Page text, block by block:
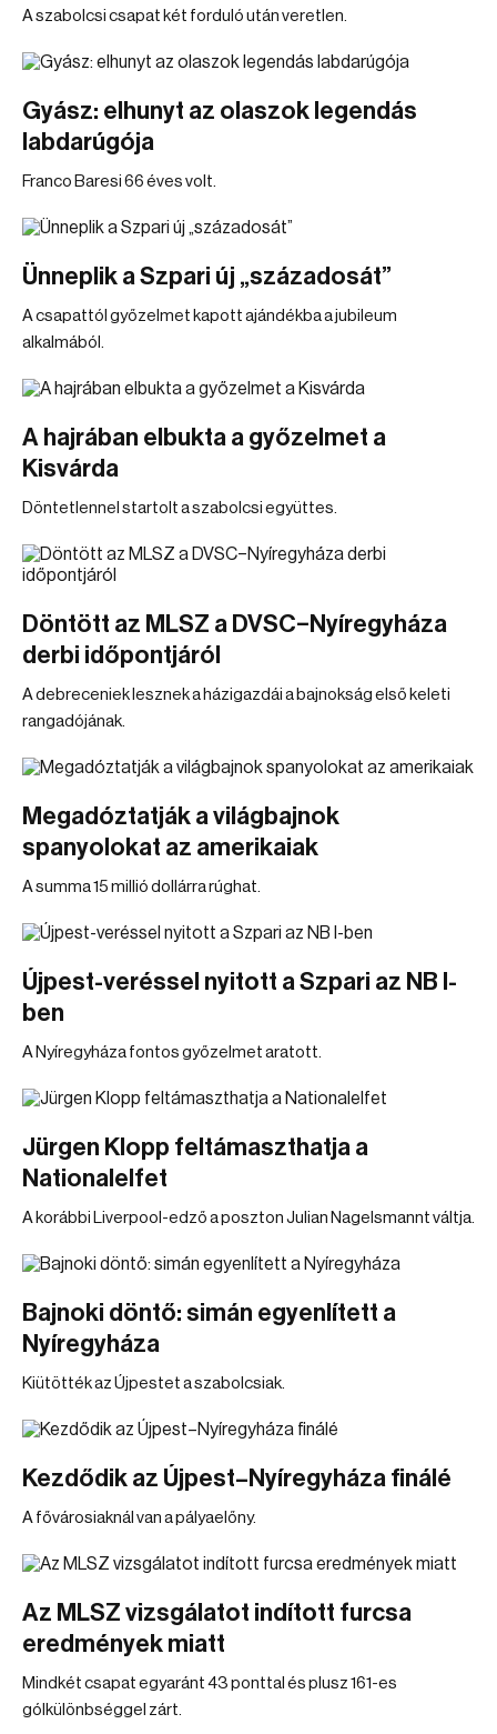
A szabolcsi csapat két forduló után veretlen.
Gyász: elhunyt az olaszok legendás
labdarúgója
Franco Baresi 66 éves volt.
Ünneplik a Szpari új „századosát”
A csapattól győzelmet kapott ajándékba a jubileum
alkalmából.
A hajrában elbukta a győzelmet a
Kisvárda
Döntetlennel startolt a szabolcsi együttes.
Döntött az MLSZ a DVSC–Nyíregyháza
derbi időpontjáról
A debreceniek lesznek a házigazdái a bajnokság első keleti
rangadójának.
Megadóztatják a világbajnok
spanyolokat az amerikaiak
A summa 15 millió dollárra rúghat.
Újpest-veréssel nyitott a Szpari az NB I-
ben
A Nyíregyháza fontos győzelmet aratott.
Jürgen Klopp feltámaszthatja a
Nationalelfet
A korábbi Liverpool-edző a poszton Julian Nagelsmannt váltja.
Bajnoki döntő: simán egyenlített a
Nyíregyháza
Kiütötték az Újpestet a szabolcsiak.
Kezdődik az Újpest–Nyíregyháza finálé
A fővárosiaknál van a pályaelőny.
Az MLSZ vizsgálatot indított furcsa
eredmények miatt
Mindkét csapat egyaránt 43 ponttal és plusz 161-es
gólkülönbséggel zárt.